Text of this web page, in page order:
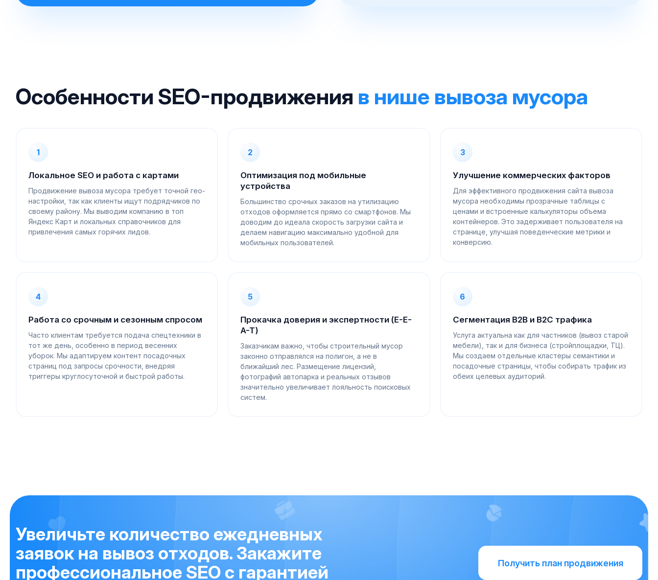
Особенности SEO-продвижения в нише вывоза мусора
1
Локальное SEO и работа с картами
Продвижение вывоза мусора требует точной гео-
настройки, так как клиенты ищут подрядчиков по
своему району. Мы выводим компанию в топ
Яндекс Карт и локальных справочников для
привлечения самых горячих лидов.
2
Оптимизация под мобильные
устройства
Большинство срочных заказов на утилизацию
отходов оформляется прямо со смартфонов. Мы
доводим до идеала скорость загрузки сайта и
делаем навигацию максимально удобной для
мобильных пользователей.
3
Улучшение коммерческих факторов
Для эффективного продвижения сайта вывоза
мусора необходимы прозрачные таблицы с
ценами и встроенные калькуляторы объема
контейнеров. Это задерживает пользователя на
странице, улучшая поведенческие метрики и
конверсию.
4
Работа со срочным и сезонным спросом
Часто клиентам требуется подача спецтехники в
тот же день, особенно в период весенних
уборок. Мы адаптируем контент посадочных
страниц под запросы срочности, внедряя
триггеры круглосуточной и быстрой работы.
5
Прокачка доверия и экспертности (E-E-
A-T)
Заказчикам важно, чтобы строительный мусор
законно отправлялся на полигон, а не в
ближайший лес. Размещение лицензий,
фотографий автопарка и реальных отзывов
значительно увеличивает лояльность поисковых
систем.
6
Сегментация B2B и B2C трафика
Услуга актуальна как для частников (вывоз старой
мебели), так и для бизнеса (стройплощадки, ТЦ).
Мы создаем отдельные кластеры семантики и
посадочные страницы, чтобы собирать трафик из
обеих целевых аудиторий.
Увеличьте количество ежедневных
заявок на вывоз отходов. Закажите
профессиональное SEO с гарантией
Получить план продвижения